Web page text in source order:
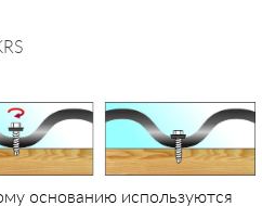
основанию используются